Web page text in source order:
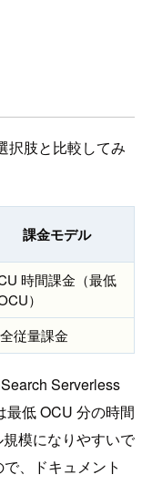
択肢と比較してみ
課金モデル
時間課金（最低
）
従量課金
Serverless
最低 OCU 分の時間
模になりやすいで
、ドキュメント